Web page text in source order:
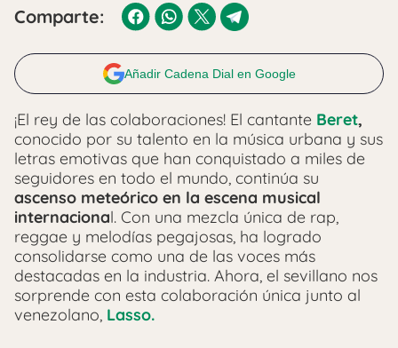
Comparte:
Añadir Cadena Dial en Google
¡El rey de las colaboraciones! El cantante Beret,
conocido por su talento en la música urbana y sus
letras emotivas que han conquistado a miles de
seguidores en todo el mundo, continúa su
ascenso meteórico en la escena musical
internacional. Con una mezcla única de rap,
reggae y melodías pegajosas, ha logrado
consolidarse como una de las voces más
destacadas en la industria. Ahora, el sevillano nos
sorprende con esta colaboración única junto al
venezolano, Lasso.